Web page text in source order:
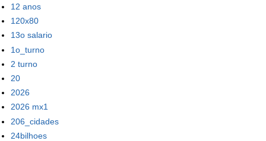
12 anos
120x80
13o salario
1o_turno
2 turno
20
2026
2026 mx1
206_cidades
24bilhoes